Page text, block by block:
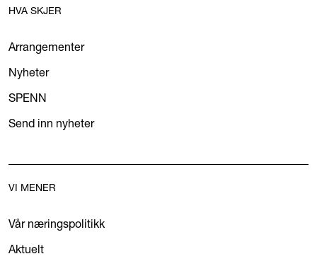
HVA SKJER
Arrangementer
Nyheter
SPENN
Send inn nyheter
VI MENER
Vår næringspolitikk
Aktuelt